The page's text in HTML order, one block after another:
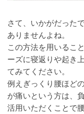
さて、いかがだった
ありませんよね。
この方法を用いるこ
ーズに寝返りや起き
てみてください。
例えぎっくり腰ほど
が痛いという方は、
活用いただくことで